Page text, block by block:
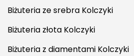
Biżuteria ze srebra Kolczyki
Biżuteria złota Kolczyki
Biżuteria z diamentami Kolczyki